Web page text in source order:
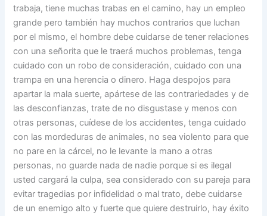
trabaja, tiene muchas trabas en el camino, hay un empleo
grande pero también hay muchos contrarios que luchan
por el mismo, el hombre debe cuidarse de tener relaciones
con una señorita que le traerá muchos problemas, tenga
cuidado con un robo de consideración, cuidado con una
trampa en una herencia o dinero. Haga despojos para
apartar la mala suerte, apártese de las contrariedades y de
las desconfianzas, trate de no disgustase y menos con
otras personas, cuídese de los accidentes, tenga cuidado
con las mordeduras de animales, no sea violento para que
no pare en la cárcel, no le levante la mano a otras
personas, no guarde nada de nadie porque si es ilegal
usted cargará la culpa, sea considerado con su pareja para
evitar tragedias por infidelidad o mal trato, debe cuidarse
de un enemigo alto y fuerte que quiere destruirlo, hay éxito